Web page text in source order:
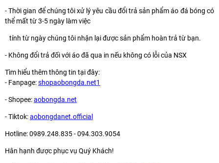
- Thời gian để chúng tôi xử lý yêu cầu đổi trả sản phẩm áo đá bóng có
thể mất từ 3-5 ngày làm việc
tính từ ngày chúng tôi nhận lại được sản phẩm hoàn trả từ bạn.
- Không đổi trả đối với áo đã qua in nếu không có lỗi của NSX
Tìm hiểu thêm thông tin tại đây:
- Fanpage:shopaobongda.net1
- Shopee:aobongda.net
- Tiktok:aobongdanet.official
Hotline: 0989.248.835 - 094.303.9054
Hân hạnh được phục vụ Quý Khách!